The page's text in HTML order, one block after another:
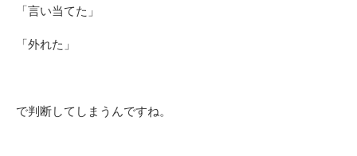
「言い当てた」
「外れた」
で判断してしまうんですね。